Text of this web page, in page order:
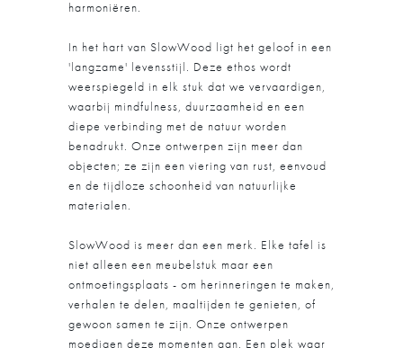
harmoniëren.
In het hart van SlowWood ligt het geloof in een
'langzame' levensstijl. Deze ethos wordt
weerspiegeld in elk stuk dat we vervaardigen,
waarbij mindfulness, duurzaamheid en een
diepe verbinding met de natuur worden
benadrukt. Onze ontwerpen zijn meer dan
objecten; ze zijn een viering van rust, eenvoud
en de tijdloze schoonheid van natuurlijke
materialen.
SlowWood is meer dan een merk. Elke tafel is
niet alleen een meubelstuk maar een
ontmoetingsplaats - om herinneringen te maken,
verhalen te delen, maaltijden te genieten, of
gewoon samen te zijn. Onze ontwerpen
moedigen deze momenten aan. Een plek waar